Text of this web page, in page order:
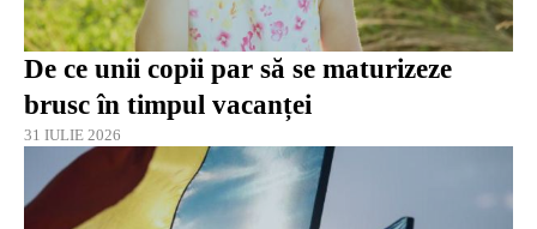
De ce unii copii par să se maturizeze
brusc în timpul vacanței
31 IULIE 2026